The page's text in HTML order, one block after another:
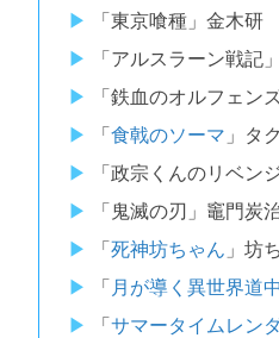
「東京喰種」金木研
「アルスラーン戦記
「鉄血のオルフェン
「 食戟のソーマ 」タ
「政宗くんのリベン
「鬼滅の刃」竈門炭
「 死神坊ちゃん 」坊
「 月が導く異世界道中
「 サマータイムレン